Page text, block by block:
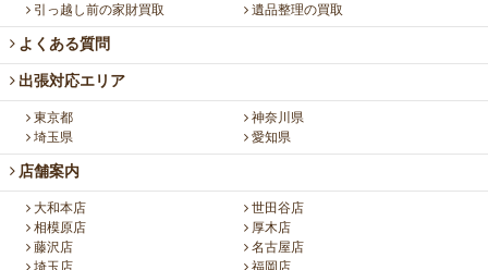
引っ越し前の家財買取 遺品整理の買取
よくある質問
出張対応エリア
東京都
神奈川県
埼玉県
愛知県
店舗案内
大和本店
世田谷店
相模原店
厚木店
藤沢店
名古屋店
埼玉店
福岡店